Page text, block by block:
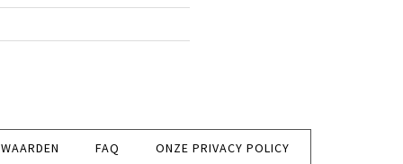
FAQ ONZE PRIVACY POLICY